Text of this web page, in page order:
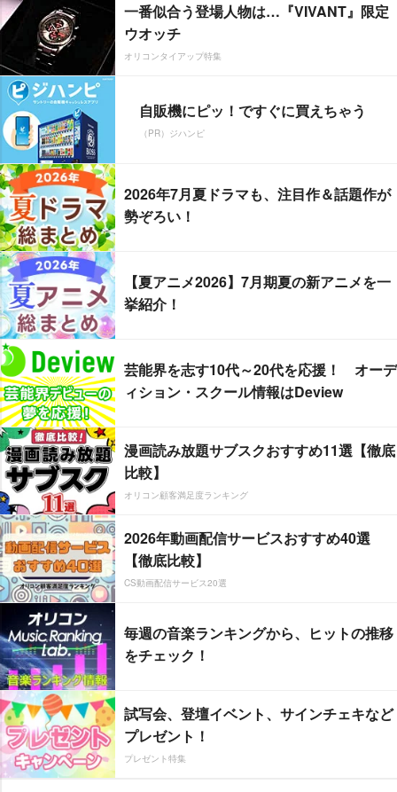
一番似合う登場人物は…『VIVANT』限定
ウオッチ
オリコンタイアップ特集
自販機にピッ！ですぐに買えちゃう
（PR）ジハンピ
2026年7月夏ドラマも、注目作＆話題作が
勢ぞろい！
【夏アニメ2026】7月期夏の新アニメを一
挙紹介！
芸能界を志す10代～20代を応援！ オーデ
ィション・スクール情報はDeview
漫画読み放題サブスクおすすめ11選【徹底
比較】
オリコン顧客満足度ランキング
2026年動画配信サービスおすすめ40選
【徹底比較】
CS動画配信サービス20選
毎週の音楽ランキングから、ヒットの推移
をチェック！
試写会、登壇イベント、サインチェキなど
プレゼント！
プレゼント特集